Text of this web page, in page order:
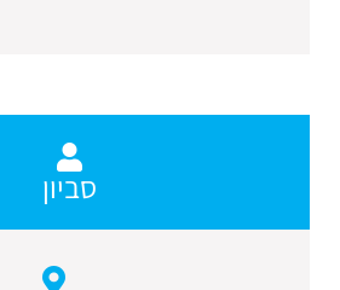
סביון